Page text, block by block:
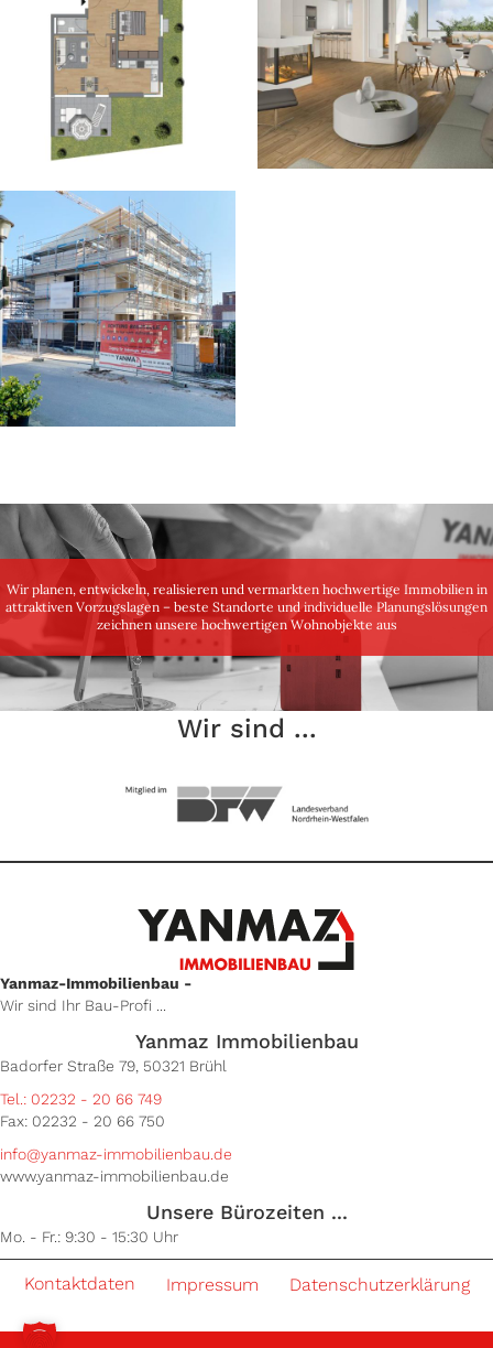
Wir planen, entwickeln, realisieren und vermarkten hochwertige Immobilien in
attraktiven Vorzugslagen – beste Standorte und individuelle Planungslösungen
zeichnen unsere hochwertigen Wohnobjekte aus
Wir sind ...
Yanmaz-Immobilienbau -
Wir sind Ihr Bau-Profi ...
Yanmaz Immobilienbau
Badorfer Straße 79, 50321 Brühl
Tel.: 02232 - 20 66 749
Fax: 02232 - 20 66 750
info@yanmaz-immobilienbau.de
www.yanmaz-immobilienbau.de
Unsere Bürozeiten ...
Mo. - Fr.: 9:30 - 15:30 Uhr
Kontaktdaten Impressum Datenschutzerklärung